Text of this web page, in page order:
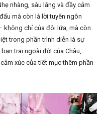
nhàng, sâu lắng và đầy cảm
mà còn là lời tuyên ngôn
không chỉ của đôi lứa, mà còn
trong phần trình diễn là sự
trai ngoài đời của Châu,
xúc của tiết mục thêm phần